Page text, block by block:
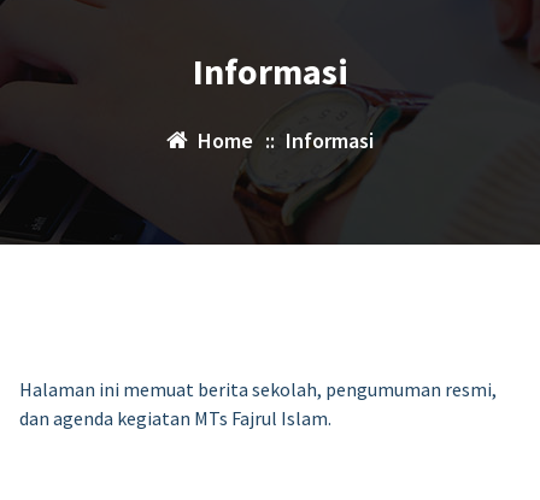
Informasi
Home :: Informasi
Halaman ini memuat berita sekolah, pengumuman resmi,
dan agenda kegiatan MTs Fajrul Islam.